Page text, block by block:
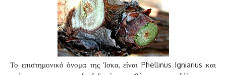
Το επιστημονικό όνομα της Ίσκα, είναι Phellinus Igniarius και